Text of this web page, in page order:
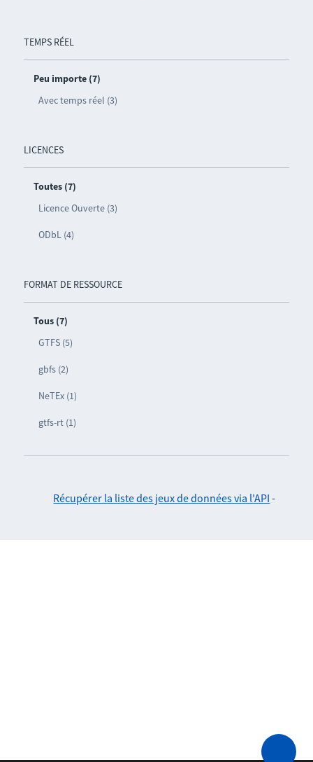
TEMPS RÉEL
Peu importe (7)
Avec temps réel (3)
LICENCES
Toutes (7)
Licence Ouverte (3)
ODbL (4)
FORMAT DE RESSOURCE
Tous (7)
GTFS (5)
gbfs (2)
NeTEx (1)
gtfs-rt (1)
Récupérer la liste des jeux de données via l'API -